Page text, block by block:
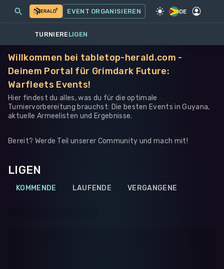
SPIEL·WARHAMMER 40K
MEINE EVENTS MEHR
EVENT ORGANISIEREN DE
TURNIERELIGEN
Willkommen bei tabletop-herald.com -
Deinem Portal für Grimdark Future:
Warfleets Events!
Hier findest du alles, was du für die optimale
Turniervorbereitung brauchst: Die besten Events in Guyana,
aktuelle Armeelisten und Ergebnisse.
Bereit? Werde Teil unserer Community und mach mit!
LIGEN
KOMMENDE LAUFENDE VERGANGENE